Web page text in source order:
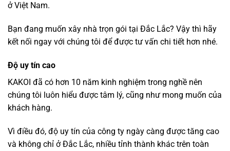
ở Việt Nam.
Bạn đang muốn xây nhà trọn gói tại Đắc Lắc? Vậy thì hãy
kết nối ngay với chúng tôi để được tư vấn chi tiết hơn nhé.
Độ uy tín cao
KAKOI đã có hơn 10 năm kinh nghiệm trong nghề nên
chúng tôi luôn hiểu được tâm lý, cũng như mong muốn của
khách hàng.
Vì điều đó, độ uy tín của công ty ngày càng được tăng cao
và không chỉ ở Đắc Lắc, nhiều tỉnh thành khác trên toàn